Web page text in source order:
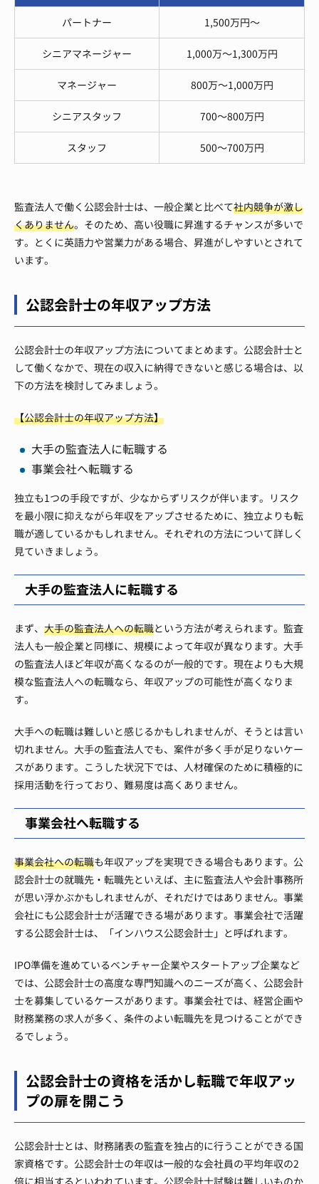
パートナー 1,500万円～
シニアマネージャー 1,000万～1,300万円
マネージャー 800万～1,000万円
シニアスタッフ 700～800万円
スタッフ 500～700万円
監査法人で働く公認会計士は、一般企業と比べて社内競争が激し
くありません。そのため、高い役職に昇進するチャンスが多いで
す。とくに英語力や営業力がある場合、昇進がしやすいとされて
います。
公認会計士の年収アップ方法
公認会計士の年収アップ方法についてまとめます。公認会計士と
して働くなかで、現在の収入に納得できないと感じる場合は、以
下の方法を検討してみましょう。
【公認会計士の年収アップ方法】
大手の監査法人に転職する
事業会社へ転職する
独立も1つの手段ですが、少なからずリスクが伴います。リスク
を最小限に抑えながら年収をアップさせるために、独立よりも転
職が適しているかもしれません。それぞれの方法について詳しく
見ていきましょう。
大手の監査法人に転職する
まず、 大手の監査法人への転職という方法が考えられます。監査
法人も一般企業と同様に、規模によって年収が異なります。大手
の監査法人ほど年収が高くなるのが一般的です。現在よりも大規
模な監査法人への転職なら、年収アップの可能性が高くなりま
す。
大手への転職は難しいと感じるかもしれませんが、そうとは言い
切れません。大手の監査法人でも、案件が多く手が足りないケー
スがあります。こうした状況下では、人材確保のために積極的に
採用活動を行っており、難易度は高くありません。
事業会社へ転職する
事業会社への転職も年収アップを実現できる場合もあります。公
認会計士の就職先・転職先といえば、主に監査法人や会計事務所
が思い浮かぶかもしれませんが、それだけではありません。事業
会社にも公認会計士が活躍できる場があります。事業会社で活躍
する公認会計士は、「インハウス公認会計士」と呼ばれます。
IPO準備を進めているベンチャー企業やスタートアップ企業など
では、公認会計士の高度な専門知識へのニーズが高く、公認会計
士を募集しているケースがあります。事業会社では、経営企画や
財務業務の求人が多く、条件のよい転職先を見つけることができ
るでしょう。
公認会計士の資格を活かし転職で年収アッ
プの扉を開こう
公認会計士とは、財務諸表の監査を独占的に行うことができる国
家資格です。公認会計士の年収は一般的な会社員の平均年収の2
倍に相当するといわれています。公認会計士試験は難しいものか